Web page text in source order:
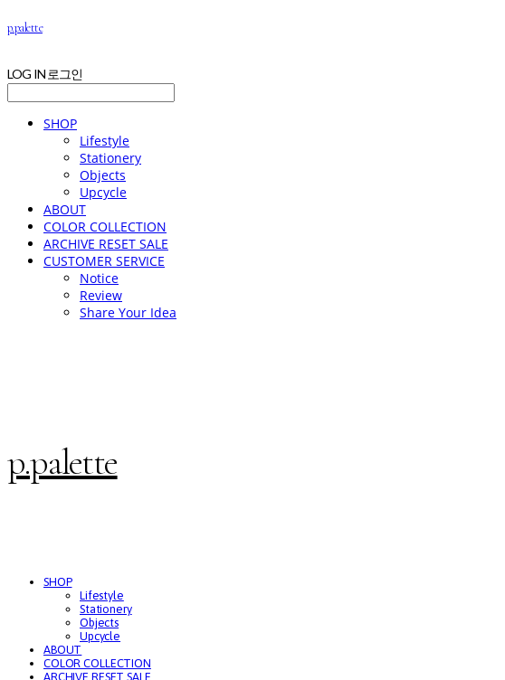
p.palette
LOG IN 로그인
SHOP
Lifestyle
Stationery
Objects
Upcycle
ABOUT
COLOR COLLECTION
ARCHIVE RESET SALE
CUSTOMER SERVICE
Notice
Review
Share Your Idea
p.palette
SHOP
Lifestyle
Stationery
Objects
Upcycle
ABOUT
COLOR COLLECTION
ARCHIVE RESET SALE